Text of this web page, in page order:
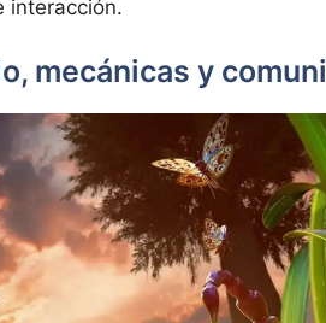
interacción.
mecánicas y